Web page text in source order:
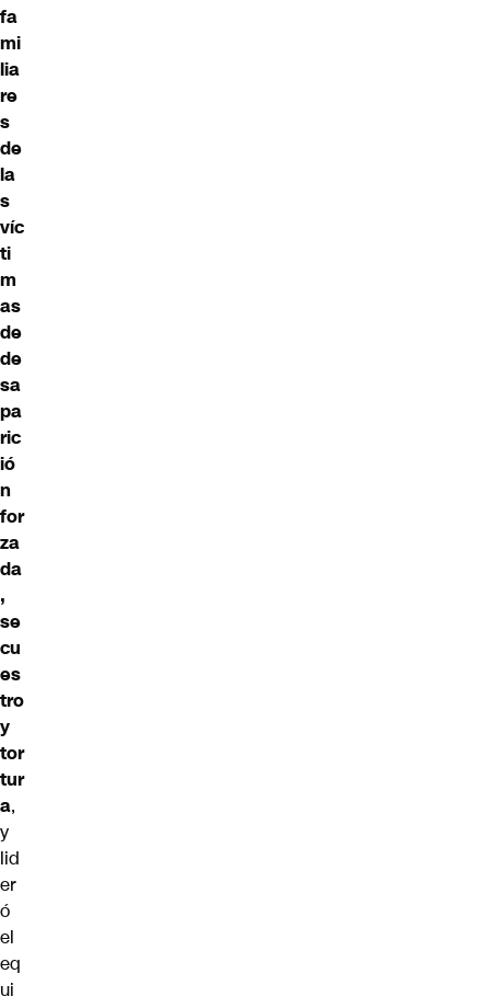
fa
mi
lia
re
s
de
la
s
víc
ti
m
as
de
de
sa
pa
ric
ió
n
for
za
da
,
se
cu
es
tro
y
tor
tur
a,
y
lid
er
ó
el
eq
ui